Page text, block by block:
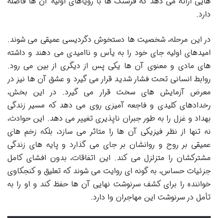
دارد.
در این مرحله، شخصیت ها دستخوش دگردیسی عمیقی می شوند.
امیدهای اولیه جای خود را به یأس و ناامیدی می دهند و داشته
های مادی و معنوی آن ها یکی پس از دیگری از بین می رود.
روابط انسانی تحت فشار شدید قرار می گیرد و عشق آن ها نیز در
معرض آزمایش های سخت قرار می گیرد. در این بخش،
رخدادهای کلیدی و فاجعه آمیزی روی می دهد که مسیر زندگی
بهداد و غزل را به طور جبران ناپذیری تغییر می دهد. این حوادث،
نه تنها از نظر فیزیکی آن ها را متاثر می سازد، بلکه زخم های
عمیقی بر روح و روانشان بر جای می گذارد و پایه های زندگی
مشترکشان را متزلزل می کند. این اتفاقات، بدون افشای کامل
جزئیات حساس، به گونه ای روایت می شوند که تعلیق و کنجکاوی
خواننده را برای کشف سرنوشت نهایی آن ها حفظ کند و او را به
تأمل در سرنوشت این مهاجران وا دارد.